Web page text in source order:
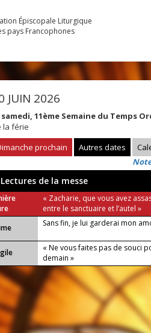
Épiscopale Liturgique
pays Francophones
JUIN 2026
samedi, 11ème Semaine du Temps
la férie
prochain
Autres dates
Lectures de la messe
« Zacharie, que vous avez
entre le sanctuaire et l’autel »
Sans fin, je lui garderai mon
« Ne vous faites pas de souci
demain »